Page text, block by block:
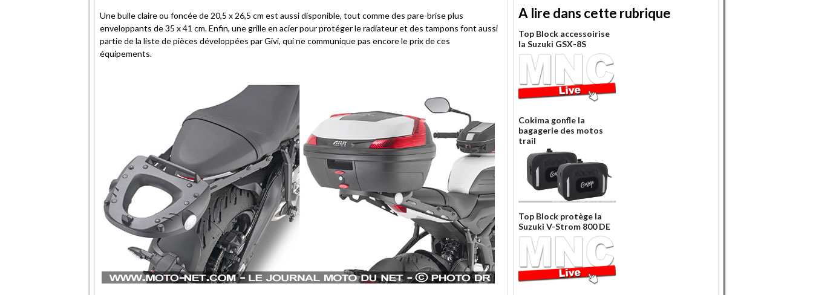
Une bulle claire ou foncée de 20,5 x 26,5 cm est aussi disponible, tout comme des pare-brise plus
enveloppants de 35 x 41 cm. Enfin, une grille en acier pour protéger le radiateur et des tampons font aussi
partie de la liste de pièces développées par Givi, qui ne communique pas encore le prix de ces
équipements.
A lire dans cette rubrique
Top Block accessoirise
la Suzuki GSX-8S
Cokima gonfle la
bagagerie des motos
trail
Top Block protège la
Suzuki V-Strom 800 DE